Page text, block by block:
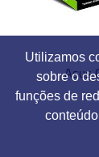
Utilizamos
sobre o
funções de
Asus